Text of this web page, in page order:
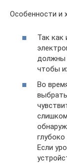
Особенности и
Так как
должны
чтобы
Во
Если